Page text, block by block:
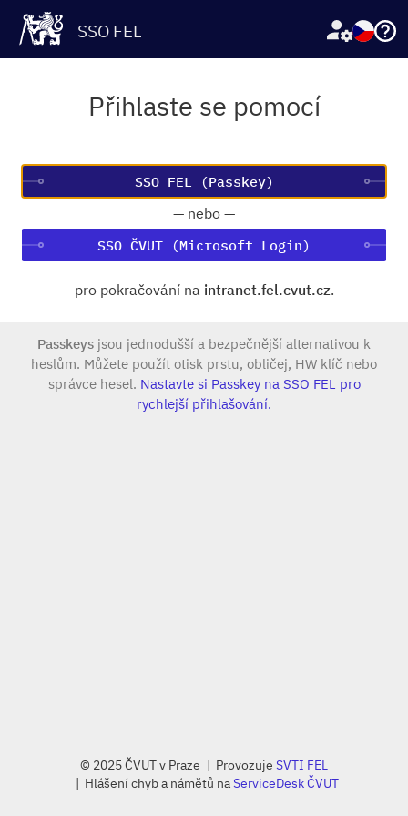
SSO FEL
Přihlaste se pomocí
— nebo —
SSO ČVUT (Microsoft Login)
pro pokračování na intranet.fel.cvut.cz.
Passkeys jsou jednodušší a bezpečnější alternativou k
heslům. Můžete použít otisk prstu, obličej, HW klíč nebo
správce hesel. Nastavte si Passkey na SSO FEL pro
rychlejší přihlašování.
© 2025 ČVUT v Praze ProvozujeSVTI FEL
Hlášení chyb a námětů naServiceDesk ČVUT